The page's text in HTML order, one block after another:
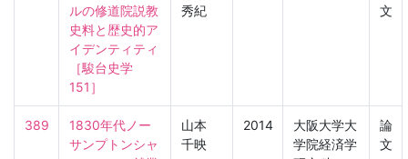
ルの修道院説教
史料と歴史的ア
イデンティティ
［駿台史学
151］
秀紀
文
389
1830年代ノー
サンプトンシャ
山本
千映
2014
大阪大学大
学院経済学
論
文